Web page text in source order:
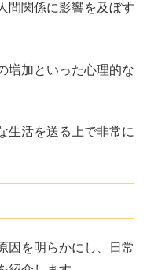
間関係に影響を及ぼす
増加といった心理的な
生活を送る上で非常に
因を明らかにし、日常